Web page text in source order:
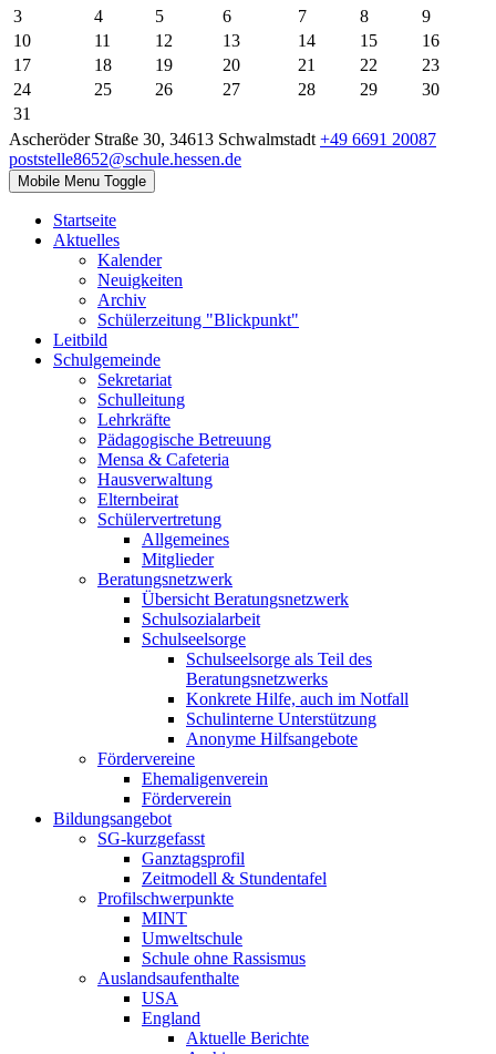
3
4 5 6 7 8
9
10
11 12 13 14 15
16
17
18 19 20 21 22
23
24
25 26 27 28 29
30
31
Ascheröder Straße 30, 34613 Schwalmstadt +49 6691 20087
poststelle8652@schule.hessen.de
Mobile Menu Toggle
Startseite
Aktuelles
Kalender
Neuigkeiten
Archiv
Schülerzeitung "Blickpunkt"
Leitbild
Schulgemeinde
Sekretariat
Schulleitung
Lehrkräfte
Pädagogische Betreuung
Mensa & Cafeteria
Hausverwaltung
Elternbeirat
Schülervertretung
Allgemeines
Mitglieder
Beratungsnetzwerk
Übersicht Beratungsnetzwerk
Schulsozialarbeit
Schulseelsorge
Schulseelsorge als Teil des
Beratungsnetzwerks
Konkrete Hilfe, auch im Notfall
Schulinterne Unterstützung
Anonyme Hilfsangebote
Fördervereine
Ehemaligenverein
Förderverein
Bildungsangebot
SG-kurzgefasst
Ganztagsprofil
Zeitmodell & Stundentafel
Profilschwerpunkte
MINT
Umweltschule
Schule ohne Rassismus
Auslandsaufenthalte
USA
England
Aktuelle Berichte